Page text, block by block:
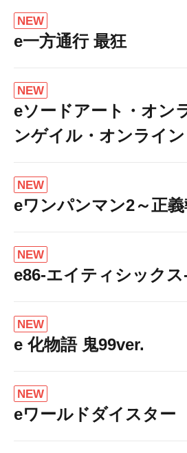
NEW
e一方通行 最狂
NEW
eソードアート・オン
ンゲイル・オンライン
NEW
eワンパンマン2～正
NEW
e86-エイティシックス
NEW
e 化物語 鬼99ver.
NEW
eワールドダイスター